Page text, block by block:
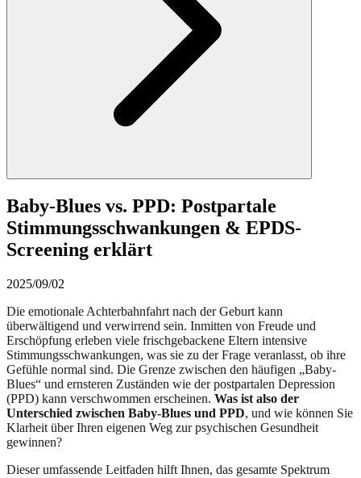
Baby-Blues vs. PPD: Postpartale
Stimmungsschwankungen & EPDS-
Screening erklärt
2025/09/02
Die emotionale Achterbahnfahrt nach der Geburt kann
überwältigend und verwirrend sein. Inmitten von Freude und
Erschöpfung erleben viele frischgebackene Eltern intensive
Stimmungsschwankungen, was sie zu der Frage veranlasst, ob ihre
Gefühle normal sind. Die Grenze zwischen den häufigen „Baby-
Blues“ und ernsteren Zuständen wie der postpartalen Depression
(PPD) kann verschwommen erscheinen. Was ist also der
Unterschied zwischen Baby-Blues und PPD, und wie können Sie
Klarheit über Ihren eigenen Weg zur psychischen Gesundheit
gewinnen?
Dieser umfassende Leitfaden hilft Ihnen, das gesamte Spektrum